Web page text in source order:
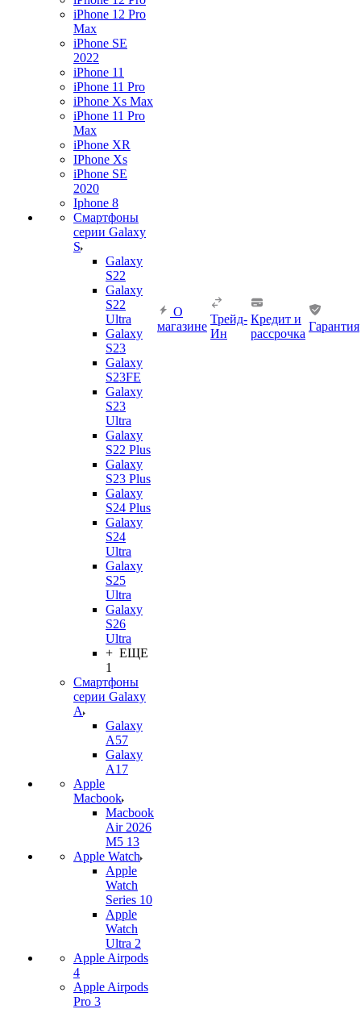
iPhone 12 Pro
Max
iPhone SE
2022
iPhone 11
iPhone 11 Pro
iPhone Xs Max
iPhone 11 Pro
Max
iPhone XR
IPhone Xs
iPhone SE
2020
Iphone 8
Смартфоны
серии Galaxy
S
Galaxy
S22
Galaxy
S22
Ultra
Galaxy
S23
Galaxy
S23FE
Galaxy
S23
Ultra
Galaxy
S22 Plus
Galaxy
S23 Plus
Galaxy
S24 Plus
Galaxy
S24
Ultra
Galaxy
S25
Ultra
Galaxy
S26
Ultra
+ ЕЩЕ
1
Смартфоны
серии Galaxy
A
Galaxy
A57
Galaxy
A17
Apple
Macbook
Macbook
Air 2026
M5 13
Apple Watch
Apple
Watch
Series 10
Apple
Watch
Ultra 2
Apple Airpods
4
Apple Airpods
Pro 3
О
магазине
Трейд-
Ин
Кредит и
рассрочка
Гарантия